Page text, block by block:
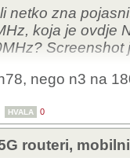
netko zna
koja je ovdje
Screenshot
nego n3 na
HVALA 0
routeri,